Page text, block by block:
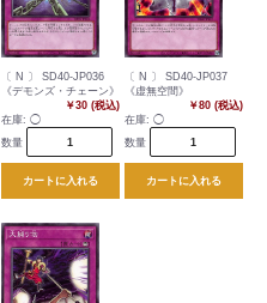
〔 N 〕 SD40-JP036
《デモンズ・チェーン》
￥30 (税込)
在庫: ◯
数量
カートに入れる
〔 N 〕 SD40-JP037
《虚無空間》
￥80 (税込)
在庫: ◯
数量
カートに入れる